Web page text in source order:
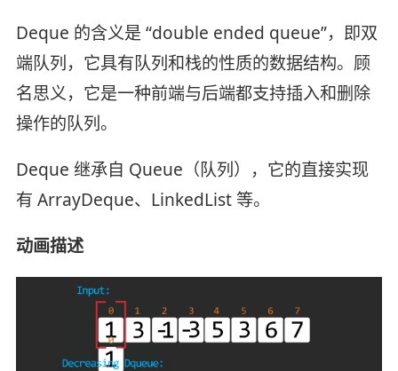
Deque 的含义是 “double ended queue”，即双
端队列，它具有队列和栈的性质的数据结构。顾
名思义，它是一种前端与后端都支持插入和删除
操作的队列。
Deque 继承自 Queue（队列），它的直接实现
有 ArrayDeque、LinkedList 等。
动画描述